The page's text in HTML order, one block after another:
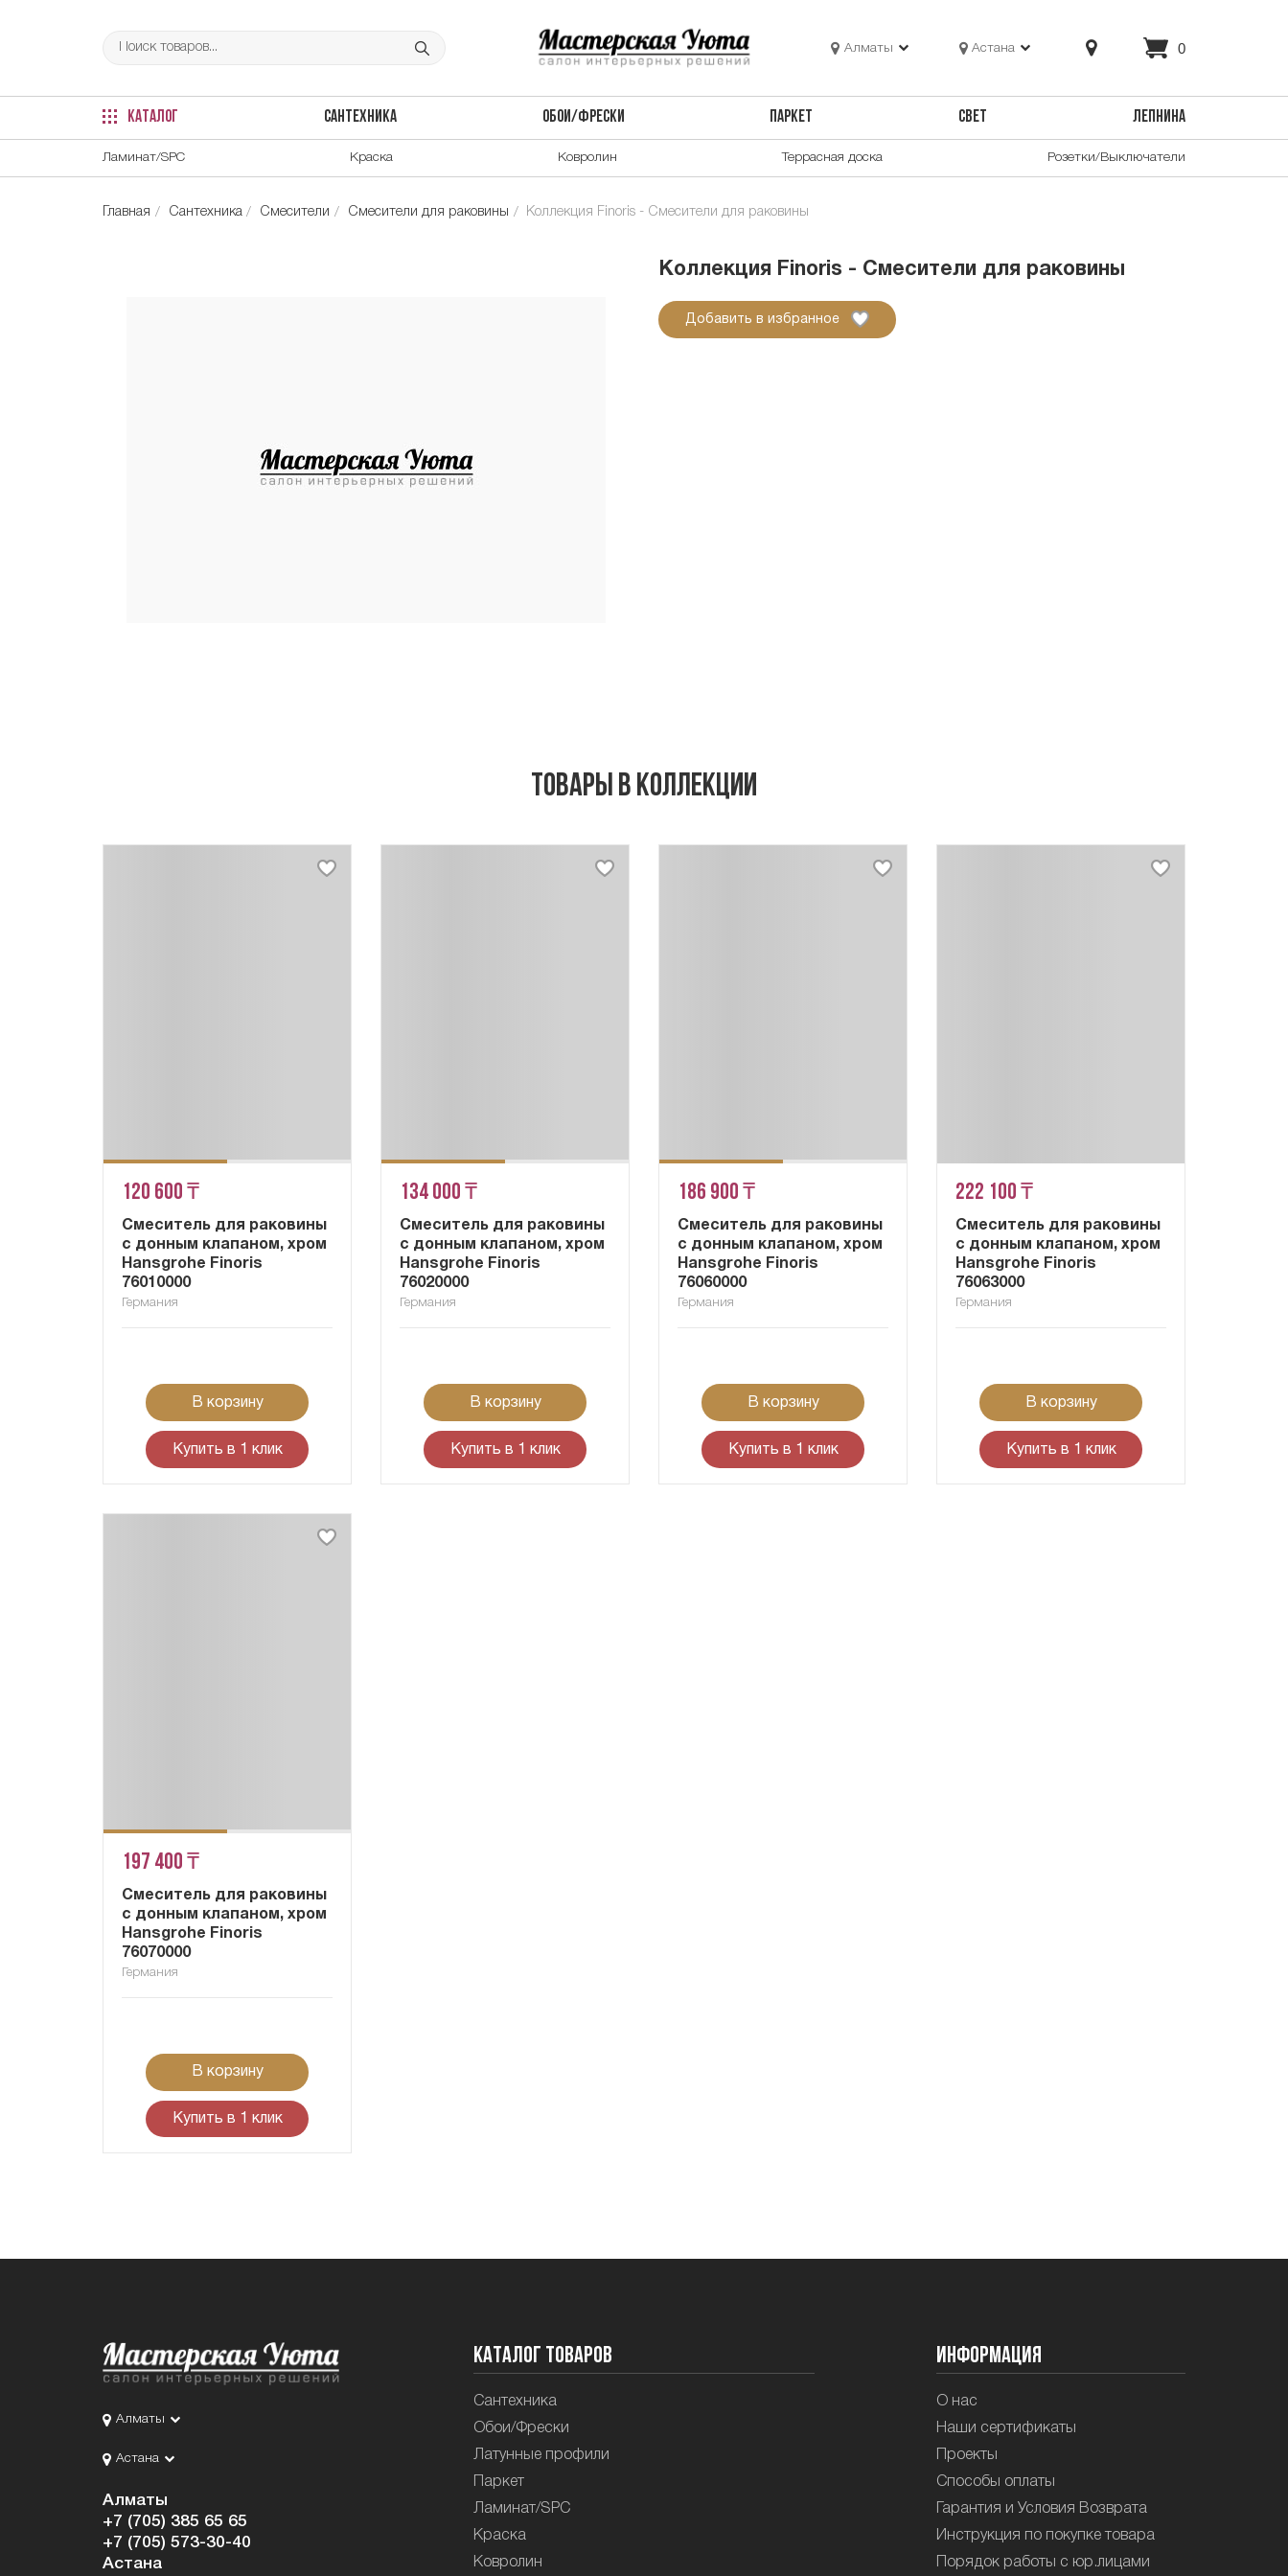
Алматы Астана 0
КАТАЛОГ САНТЕХНИКА ОБОИ/ФРЕСКИ ПАРКЕТ СВЕТ ЛЕПНИНА
Ламинат/SPC Краска Ковролин Террасная доска Розетки/Выключатели
Главная Сантехника Смесители Смесители для раковины Коллекция Finoris - Смесители для раковины
Коллекция Finoris - Смесители для раковины
Добавить в избранное
Товары в коллекции
120 600 ₸
Смеситель для раковины
с донным клапаном, хром
Hansgrohe Finoris
76010000
Германия
В корзину
Купить в 1 клик
134 000 ₸
Смеситель для раковины
с донным клапаном, хром
Hansgrohe Finoris
76020000
Германия
В корзину
Купить в 1 клик
186 900 ₸
Смеситель для раковины
с донным клапаном, хром
Hansgrohe Finoris
76060000
Германия
В корзину
Купить в 1 клик
222 100 ₸
Смеситель для раковины
с донным клапаном, хром
Hansgrohe Finoris
76063000
Германия
В корзину
Купить в 1 клик
197 400 ₸
Смеситель для раковины
с донным клапаном, хром
Hansgrohe Finoris
76070000
Германия
В корзину
Купить в 1 клик
Алматы
Астана
Алматы
+7 (705) 385 65 65
+7 (705) 573-30-40
Астана
Каталог товаров
Сантехника
Обои/Фрески
Латунные профили
Паркет
Ламинат/SPC
Краска
Ковролин
Информация
О нас
Наши сертификаты
Проекты
Способы оплаты
Гарантия и Условия Возврата
Инструкция по покупке товара
Порядок работы с юр.лицами